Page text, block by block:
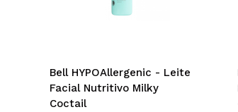
Bell HYPOAllergenic - Leite
Facial Nutritivo Milky
Coctail